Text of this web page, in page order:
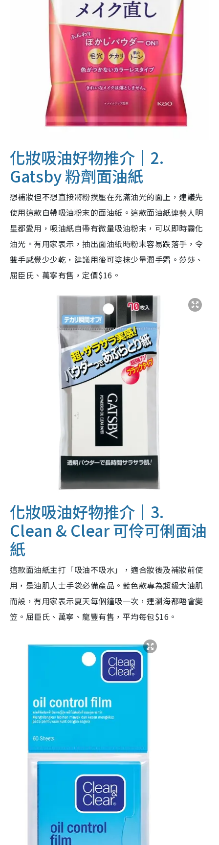
化妝吸油好物推介｜2.
Gatsby 粉劑面油紙
想補妝但不想直接將粉撲壓在充滿油光的面上，建議先
使用這款自帶吸油粉末的面油紙。這款面油紙連藝人明
星都愛用，吸油紙自帶有微量吸油粉末，可以即時霧化
油光。有用家表示，抽出面油紙時粉末容易跌落手，令
雙手感覺少少乾，建議用後可塗抹少量潤手霜。莎莎、
屈臣氏、萬寧有售，定價$16。
化妝吸油好物推介｜3.
Clean & Clear 可伶可俐面油
紙
這款面油紙主打「吸油不吸水」，適合妝後及補妝前使
用，是油肌人士手袋必備產品。藍色款專為超級大油肌
而設，有用家表示夏天每個鐘吸一次，連瀏海都唔會變
笠。屈臣氏、萬寧、龍豐有售，平均每包$16。